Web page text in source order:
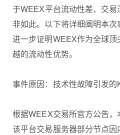
于WEEX平台流动性差、交
非如此。以下将详细阐明本
进一步证明WEEX作为全球
越的流动性优势。
事件原因：技术性故障引发的
根据WEEX交易所官方公告
该平台交易服务器部分节点